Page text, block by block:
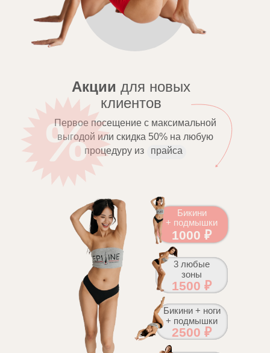
Акции для новых
клиентов
Первое посещение с максимальной
выгодой или скидка 50% на любую
процедуру из
прайса
2500 ₽
Бикини + ноги
+ подмышки
1500 ₽
3 любые
зоны
1000 ₽
Бикини
+ подмышки